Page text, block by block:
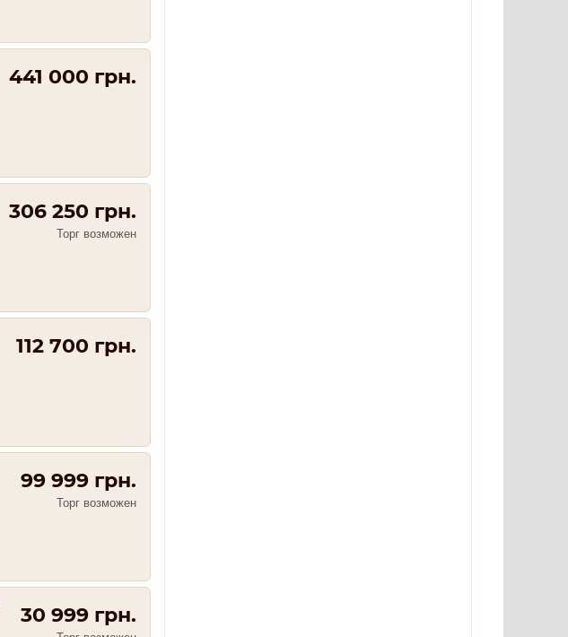
441 000 грн.
306 250 грн.
Торг возможен
112 700 грн.
99 999 грн.
Торг возможен
30 999 грн.